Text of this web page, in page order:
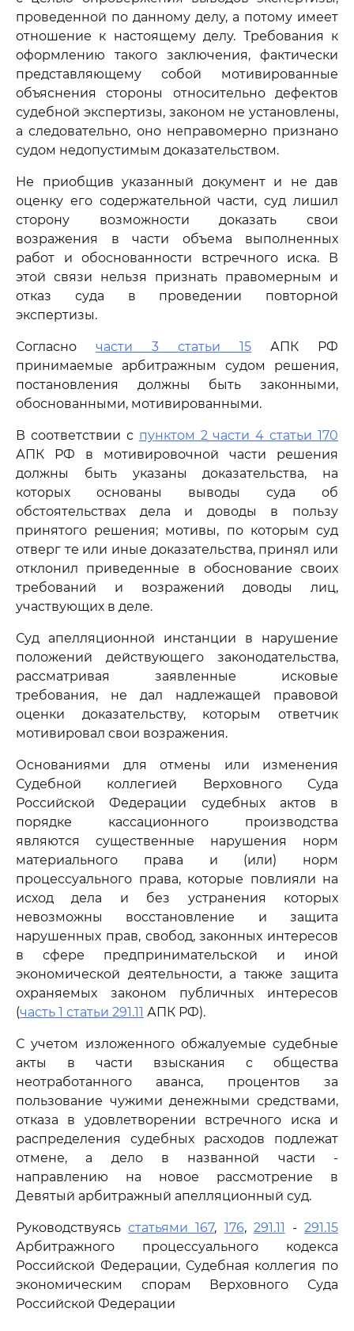
проведенной по данному делу, а потому имеет
отношение к настоящему делу. Требования к
оформлению такого заключения, фактически
представляющему собой мотивированные
объяснения стороны относительно дефектов
судебной экспертизы, законом не установлены,
а следовательно, оно неправомерно признано
судом недопустимым доказательством.
Не приобщив указанный документ и не дав
оценку его содержательной части, суд лишил
сторону возможности доказать свои
возражения в части объема выполненных
работ и обоснованности встречного иска. В
этой связи нельзя признать правомерным и
отказ суда в проведении повторной
экспертизы.
Согласно части 3 статьи 15 АПК РФ
принимаемые арбитражным судом решения,
постановления должны быть законными,
обоснованными, мотивированными.
В соответствии с пунктом 2 части 4 статьи 170
АПК РФ в мотивировочной части решения
должны быть указаны доказательства, на
которых основаны выводы суда об
обстоятельствах дела и доводы в пользу
принятого решения; мотивы, по которым суд
отверг те или иные доказательства, принял или
отклонил приведенные в обоснование своих
требований и возражений доводы лиц,
участвующих в деле.
Суд апелляционной инстанции в нарушение
положений действующего законодательства,
рассматривая заявленные исковые
требования, не дал надлежащей правовой
оценки доказательству, которым ответчик
мотивировал свои возражения.
Основаниями для отмены или изменения
Судебной коллегией Верховного Суда
Российской Федерации судебных актов в
порядке кассационного производства
являются существенные нарушения норм
материального права и (или) норм
процессуального права, которые повлияли на
исход дела и без устранения которых
невозможны восстановление и защита
нарушенных прав, свобод, законных интересов
в сфере предпринимательской и иной
экономической деятельности, а также защита
охраняемых законом публичных интересов
(часть 1 статьи 291.11 АПК РФ).
С учетом изложенного обжалуемые судебные
акты в части взыскания с общества
неотработанного аванса, процентов за
пользование чужими денежными средствами,
отказа в удовлетворении встречного иска и
распределения судебных расходов подлежат
отмене, а дело в названной части -
направлению на новое рассмотрение в
Девятый арбитражный апелляционный суд.
Руководствуясьстатьями 167, 176, 291.11 -291.15
Арбитражного процессуального кодекса
Российской Федерации, Судебная коллегия по
экономическим спорам Верховного Суда
Российской Федерации